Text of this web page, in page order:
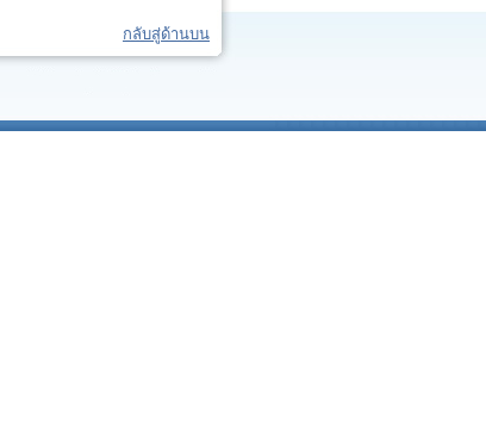
กลับสู่ด้านบน